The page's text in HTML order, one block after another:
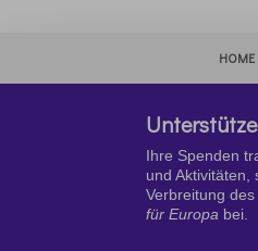
HOME
Ihre Spenden
und Aktivitäten,
Verbreitung
für Europa bei.